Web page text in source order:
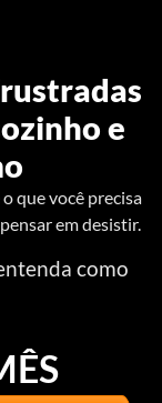
e
o que você precisa
em desistir.
como